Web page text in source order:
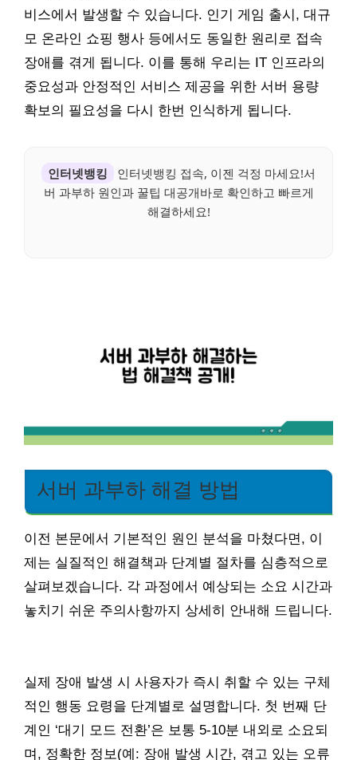
비스에서 발생할 수 있습니다. 인기 게임 출시, 대규
모 온라인 쇼핑 행사 등에서도 동일한 원리로 접속
장애를 겪게 됩니다. 이를 통해 우리는 IT 인프라의
중요성과 안정적인 서비스 제공을 위한 서버 용량
확보의 필요성을 다시 한번 인식하게 됩니다.
인터넷뱅킹
인터넷뱅킹 접속, 이젠 걱정 마세요!서
버 과부하 원인과 꿀팁 대공개바로 확인하고 빠르게
해결하세요!
서버 과부하 해결 방법
이전 본문에서 기본적인 원인 분석을 마쳤다면, 이
제는 실질적인 해결책과 단계별 절차를 심층적으로
살펴보겠습니다. 각 과정에서 예상되는 소요 시간과
놓치기 쉬운 주의사항까지 상세히 안내해 드립니다.
실제 장애 발생 시 사용자가 즉시 취할 수 있는 구체
적인 행동 요령을 단계별로 설명합니다. 첫 번째 단
계인 ‘대기 모드 전환’은 보통 5-10분 내외로 소요되
며, 정확한 정보(예: 장애 발생 시간, 겪고 있는 오류